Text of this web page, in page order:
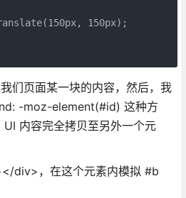
150px);
们页面某一块的内容，然后，我
-moz-element(#id) 这种方
内容完全拷贝至另外一个元
div>，在这个元素内模拟 #b